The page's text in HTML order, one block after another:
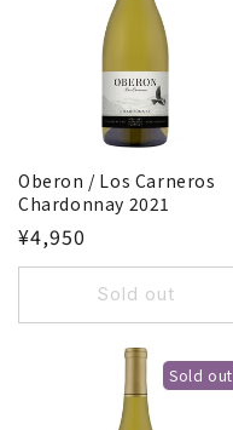
:
Oberon / Los Carneros
Chardonnay 2021
¥4,950
Sold out
Sold out